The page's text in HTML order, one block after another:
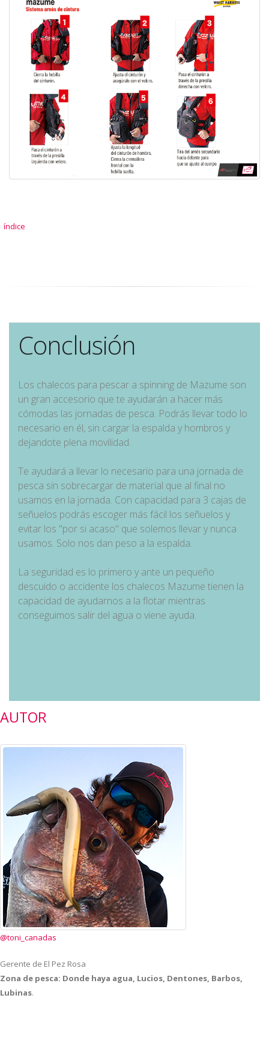
índice
Conclusión
Los chalecos para pescar a spinning de Mazume son
un gran accesorio que te ayudarán a hacer más
cómodas las jornadas de pesca. Podrás llevar todo lo
necesario en él, sin cargar la espalda y hombros y
dejandote plena movilidad.
Te ayudará a llevar lo necesario para una jornada de
pesca sin sobrecargar de material que al final no
usamos en la jornada. Con capacidad para 3 cajas de
señuelos podrás escoger más fácil los señuelos y
evitar los "por si acaso" que solemos llevar y nunca
usamos. Solo nos dan peso a la espalda.
La seguridad es lo primero y ante un pequeño
descuido o accidente los chalecos Mazume tienen la
capacidad de ayudarnos a la flotar mientras
conseguimos salir del agua o viene ayuda.
AUTOR
@toni_canadas
Gerente de El Pez Rosa
Zona de pesca: Donde haya agua, Lucios, Dentones, Barbos,
Lubinas.